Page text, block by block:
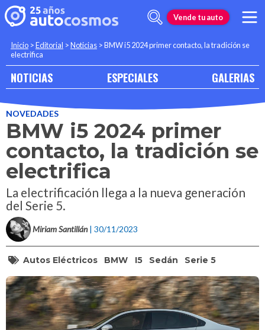
Vende tu auto
Inicio >Editorial >Noticias >BMW i5 2024 primer contacto, la tradición se
electrifica
NOTICIAS ESPECIALES GALERIAS
NOVEDADES
BMW i5 2024 primer
contacto, la tradición se
electrifica
La electrificación llega a la nueva generación
del Serie 5.
Miriam Santillán | 30/11/2023
Autos Eléctricos BMW I5 Sedán Serie 5